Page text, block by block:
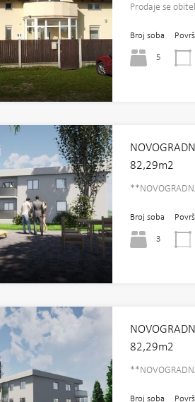
Prodaje se
Broj soba
5
82,29m2
Broj soba
3
82,29m2
Broj soba